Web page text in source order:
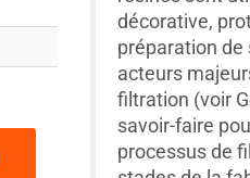
décorative,
préparation de
acteurs
filtration (voir
savoir-faire
processus de